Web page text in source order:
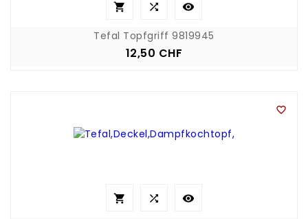
  
Tefal Topfgriff 9819945
Preis
12,50 CHF

  